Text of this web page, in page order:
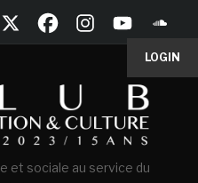
LOGIN
et sociale au service du